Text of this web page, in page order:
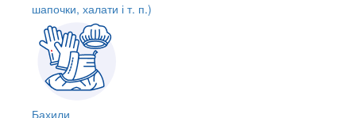
шапочки, халати і т. п.)
Бахили